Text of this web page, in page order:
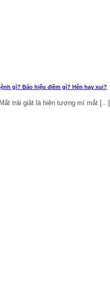
gì? Báo hiệu điềm gì? Hên hay xui?
trái giật là hiện tượng mí mắt [...]